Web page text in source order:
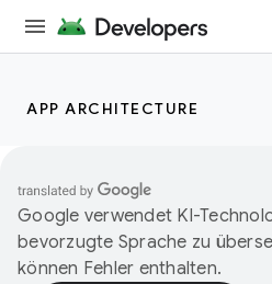
APP ARCHITECTURE
Google verwendet KI-
bevorzugte Sprache zu
können Fehler enthalten.